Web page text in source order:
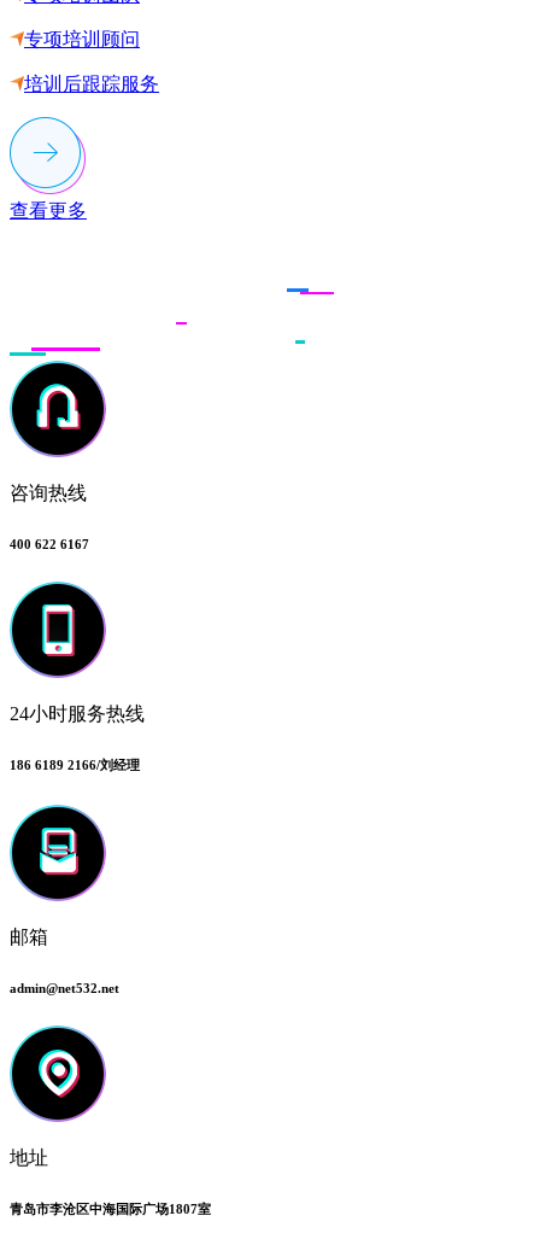
专项培训顾问
培训后跟踪服务
查看更多
咨询热线
400 622 6167
24小时服务热线
186 6189 2166/刘经理
邮箱
admin@net532.net
地址
青岛市李沧区中海国际广场1807室